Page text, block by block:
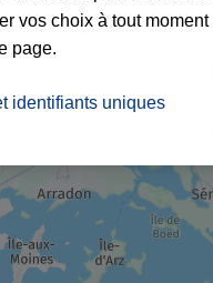
vos choix à tout
page.
identifiants uniques